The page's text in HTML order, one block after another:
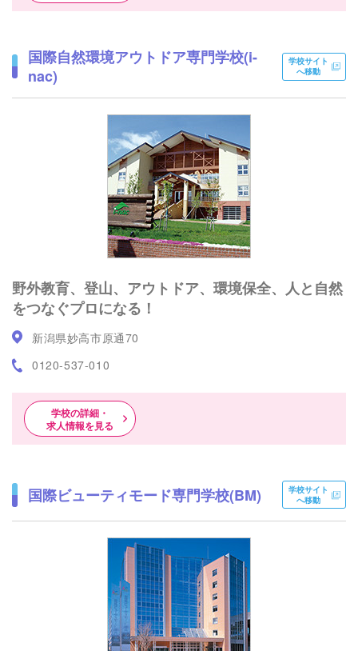
国際自然環境アウトドア専門学校(i-
nac)
学校サイト
へ移動
野外教育、登山、アウトドア、環境保全、人と自然
をつなぐプロになる！
新潟県妙高市原通70
0120-537-010
学校の詳細・
求人情報を見る
国際ビューティモード専門学校(BM)
学校サイト
へ移動